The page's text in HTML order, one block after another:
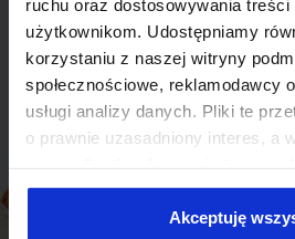
ruchu oraz dostosowywania
użytkownikom. Udostępniamy
korzystaniu z naszej witryny
społecznościowe, reklamodawcy
usługi analizy danych. Pliki te
o prawnie uzasadniony interes, a
Niektóre z plików cookies
przez naszych zewnętrznych
Akceptuję